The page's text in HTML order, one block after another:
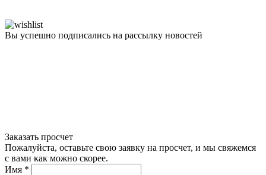
Вы успешно подписались на рассылку новостей
Заказать просчет
Пожалуйста, оставьте свою заявку на просчет, и мы свяжемся
с вами как можно скорее.
Имя *